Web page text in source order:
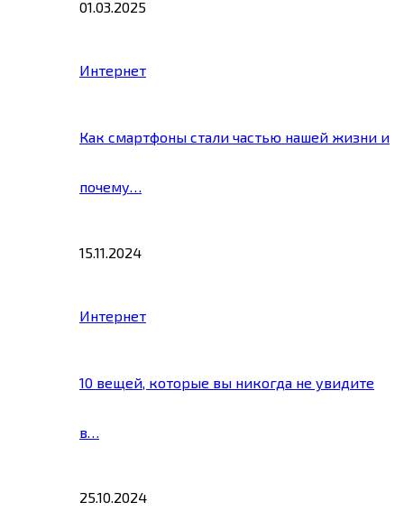
01.03.2025
Интернет
Как смартфоны стали частью нашей жизни и
почему…
15.11.2024
Интернет
10 вещей, которые вы никогда не увидите
в…
25.10.2024